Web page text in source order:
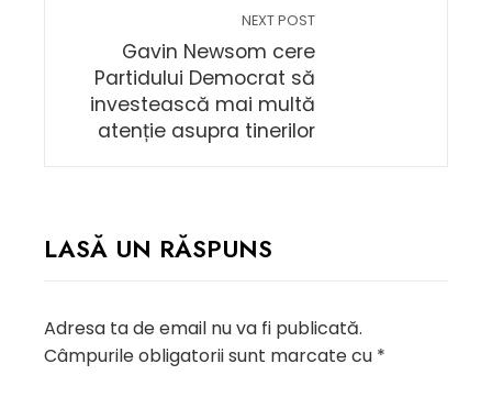
NEXT POST
Gavin Newsom cere
Partidului Democrat să
investească mai multă
atenție asupra tinerilor
LASĂ UN RĂSPUNS
Adresa ta de email nu va fi publicată.
Câmpurile obligatorii sunt marcate cu *